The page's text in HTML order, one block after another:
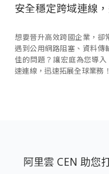
安全穩定跨域連線
想要晉升高效跨國企業，卻
遇到公用網路阻塞、資料傳
佳的問題？讓宏庭為您導
速連線，迅速拓展全球業務！
阿里雲 CEN 助您